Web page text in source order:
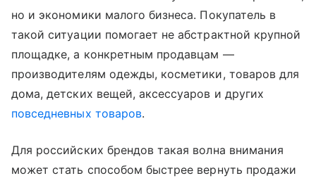
но и экономики малого бизнеса. Покупатель в
такой ситуации помогает не абстрактной крупной
площадке, а конкретным продавцам —
производителям одежды, косметики, товаров для
дома, детских вещей, аксессуаров и других
повседневных товаров.
Для российских брендов такая волна внимания
может стать способом быстрее вернуть продажи